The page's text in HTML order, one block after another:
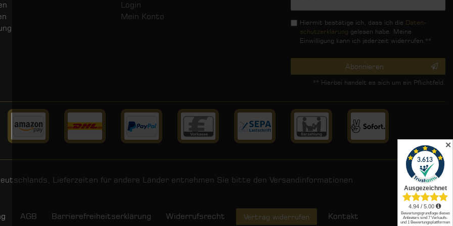
Login
Mein Konto
Hiermit bestätige ich, dass ich die Daten­
schutz­erklärung gelesen habe. Meine
Einwilligung kann ich jederzeit widerrufen.**
Abonnieren
** Hierbei handelt es sich um ein Pflichtfeld.
Lieferzeiten für andere Länder entnehmen Sie bitte den Versandinformationen
AGB Barrierefreiheitserklärung Widerrufs­recht Vertrag widerrufen Kontakt
✕